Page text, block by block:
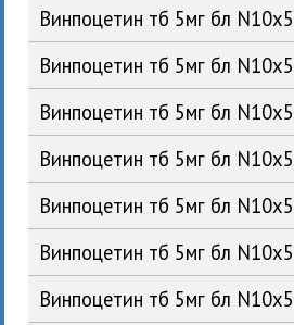
Винпоцетин тб 5мг бл
Винпоцетин тб 5мг бл
Винпоцетин тб 5мг бл
Винпоцетин тб 5мг бл
Винпоцетин тб 5мг бл
Винпоцетин тб 5мг бл
Винпоцетин тб 5мг бл